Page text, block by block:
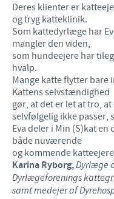
Deres klienter er
og tryg katteklinik.
Som kattedyrlæge har
mangler den viden,
som hundeejere har
hvalp.
Mange katte flytter bare
Kattens selvstændighed
gør, at det er let at tro,
selvfølgelig ikke passer,
Eva deler i Min (S)kat
både nuværende
og kommende
Karina Ryborg,Dyrlæge
Dyrlægeforenings
samt medejer af